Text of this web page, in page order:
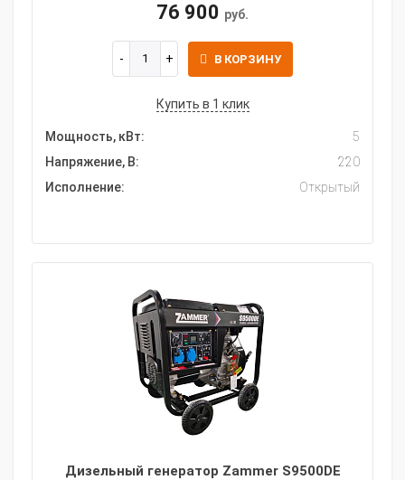
76 900 руб.
В КОРЗИНУ
Купить в 1 клик
Мощность, кВт:
5
Напряжение, В:
220
Исполнение:
Открытый
Дизельный генератор Zammer S9500DE